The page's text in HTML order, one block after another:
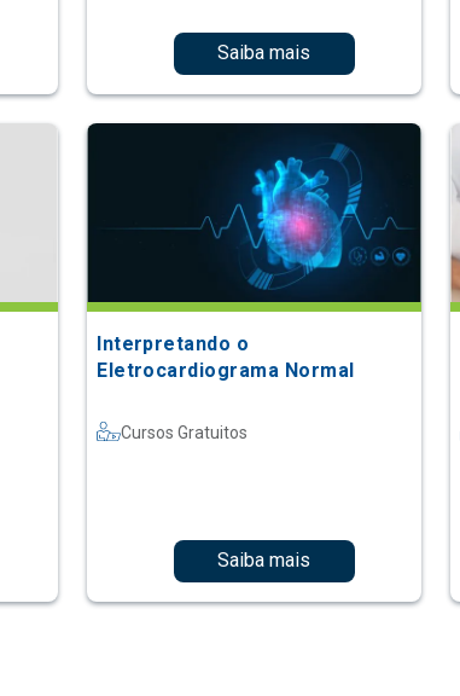
Saiba mais
Interpretando o
Eletrocardiograma Normal
Cursos Gratuitos
Saiba mais